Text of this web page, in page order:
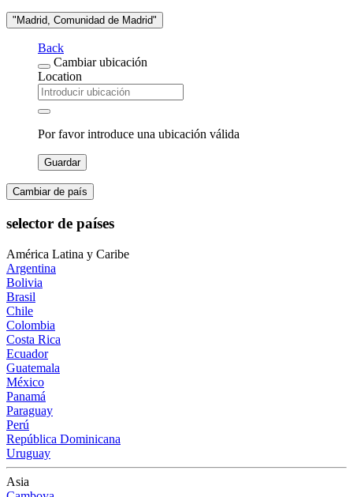
"Madrid, Comunidad de Madrid"
Back
Cambiar ubicación
Location
Por favor introduce una ubicación válida
Guardar
Cambiar de país
selector de países
América Latina y Caribe
Argentina
Bolivia
Brasil
Chile
Colombia
Costa Rica
Ecuador
Guatemala
México
Panamá
Paraguay
Perú
República Dominicana
Uruguay
Asia